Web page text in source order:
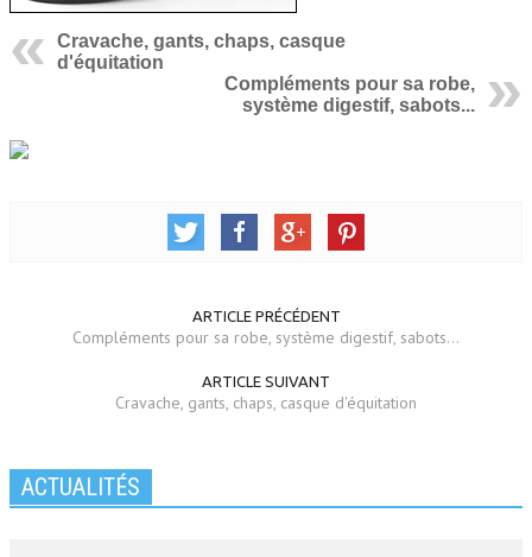
Cravache, gants, chaps, casque
d'équitation
Compléments pour sa robe,
système digestif, sabots...
ARTICLE PRÉCÉDENT
Compléments pour sa robe, système digestif, sabots...
ARTICLE SUIVANT
Cravache, gants, chaps, casque d'équitation
ACTUALITÉS